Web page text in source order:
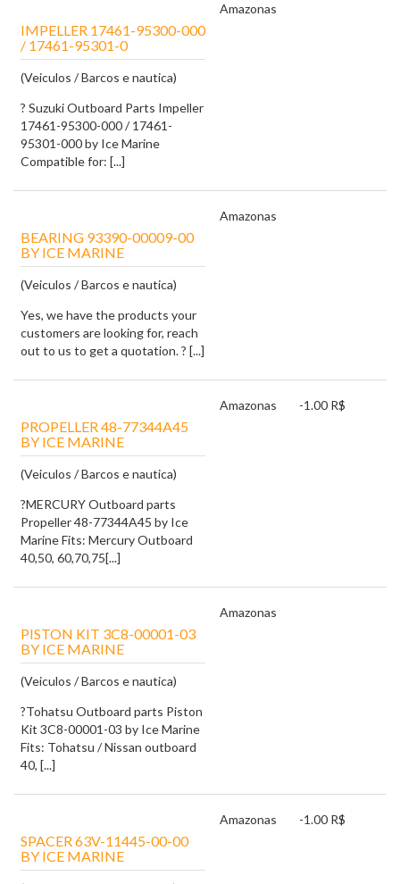
IMPELLER 17461-95300-000
/ 17461-95301-0
(Veiculos / Barcos e nautica)
? Suzuki Outboard Parts Impeller
17461-95300-000 / 17461-
95301-000 by Ice Marine
Compatible for: [...]
Amazonas
BEARING 93390-00009-00
BY ICE MARINE
(Veiculos / Barcos e nautica)
Yes, we have the products your
customers are looking for, reach
out to us to get a quotation. ? [...]
Amazonas
PROPELLER 48-77344A45
BY ICE MARINE
(Veiculos / Barcos e nautica)
?MERCURY Outboard parts
Propeller 48-77344A45 by Ice
Marine Fits: Mercury Outboard
40,50, 60,70,75[...]
Amazonas -1.00 R$
PISTON KIT 3C8-00001-03
BY ICE MARINE
(Veiculos / Barcos e nautica)
?Tohatsu Outboard parts Piston
Kit 3C8-00001-03 by Ice Marine
Fits: Tohatsu / Nissan outboard
40, [...]
Amazonas
SPACER 63V-11445-00-00
BY ICE MARINE
Amazonas -1.00 R$